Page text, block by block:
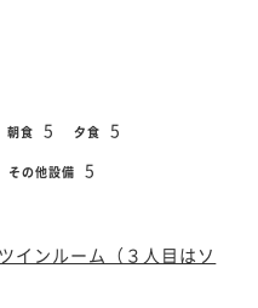
朝食 5 夕食 5
その他設備 5
インルーム（３人目はソ